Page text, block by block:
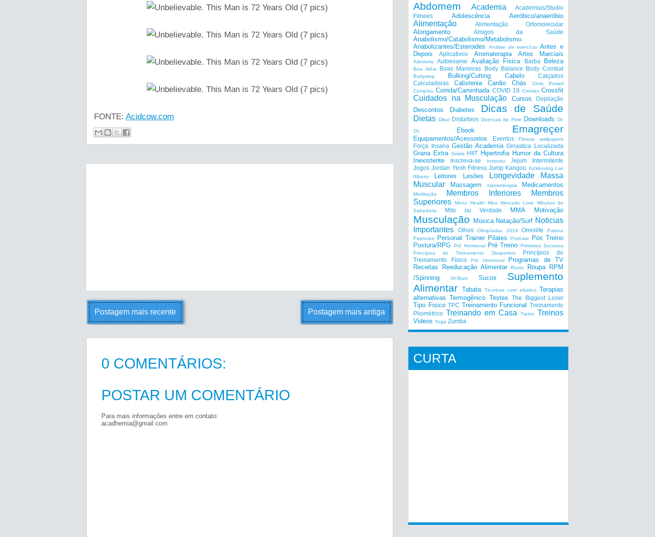
FONTE: Acidcow.com
Postagem mais recente Postagem mais antiga
0 COMENTÁRIOS:
POSTAR UM COMENTÁRIO
Para mais informações entre em contato:
acadhemia@gmail.com
Abdomem Academia
Academias/Studio
Fitnees
Adolescência Aeróbico/anaeróbio
Alimentação Alimentação Ortomolecular
Alongamento Amigos da Saúde
Anabolismo/Catabolismo/Metabolismo
Anabolizantes/Esteroides
Análise de exercício
Antes e
Depois
Aplicativos Aromaterapia Artes Marciais
Atletismo Autoexame Avaliação Fisica Barba Beleza
Boa Idéia Boas Maneiras Body Balance Body Combat
Bodystep Bulking/Cutting Cabelo
Calçados
Calculadoras
Calistenia Cardio Chás
Chris Powell
Compras Corrida/Caminhada COVID 19 Cremes Crossfit
Cuidados na Musculação Cursos Depilação
Descontos Diabetes Dicas de Saúde
Dietas Dikul Distúrbios Doenças de Pele Downloads Dr.
Oz Ebook Emagreçer
Equipamentos/Acessorios Eventos Fitness wallpapers
Força Insana Gestão Academia Ginastica Localizada
Grana Extra Grátis HIIT Hipertrofia Humor da Cultura
Inexistente
Inscreva-se Instrutor
Jejum Intermitente
Jogos Jordan Yeoh Fitness Jump Kangoo Kickboxing Lair
Ribeiro
Leitores Lesões Longevidade
Massa
Muscular
Massagem massoterapia Medicamentos
Meditação Membros Inferiores
Membros
Superiores
Mens Health Meu Mercado Livre
Minutos de
Sabedoria
Mito ou Verdade MMA Motivação
Musculação Música Natação/Surf Noticias
Importantes
Olhos Olimpíadas 2016 Omnilife
Pakour
Patrocine
Personal Trainer Pilates Podcast
Pós Treino
Postura/RPG Pré Hormonal Pré Treino Primeiros Socorros
Princípios do Treinamento Desportivo
Princípios do
Treinamento Físico
Pró Hormonal
Programas de TV
Receitas
Reeducação Alimentar Rosto Roupa
RPM
/Spinning
Sh'Bam Sucos
Suplemento
Alimentar Tabata Técnicas com elástico
Terapias
alternativas Termogênico Testes The Biggest Loser
Tipo Fisico TPC Treinamento Funcional
Treinamento
Pliométrico Treinando em Casa Treino Treinos
Videos Yoga Zumba
CURTA